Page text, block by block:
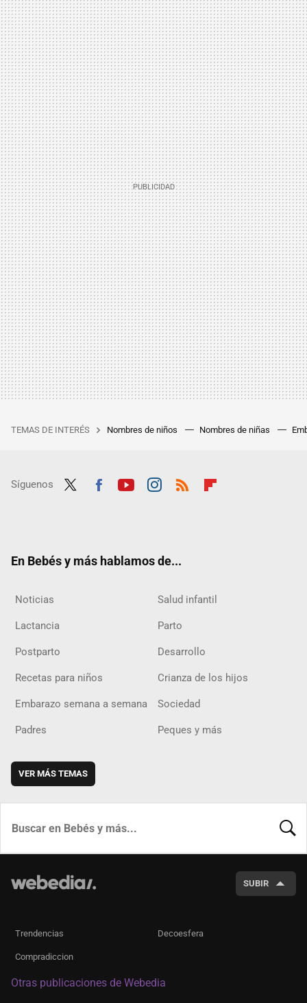
TEMAS DE INTERÉS Nombres de niños Nombres de niñas
Síguenos
En Bebés y más hablamos de...
Noticias Salud infantil
Lactancia Parto
Postparto Desarrollo
Recetas para niños Crianza de los hijos
Embarazo semana a semana Sociedad
Padres Peques y más
VER MÁS TEMAS
SUBIR
Trendencias Decoesfera
Compradiccion
Otras publicaciones de Webedia